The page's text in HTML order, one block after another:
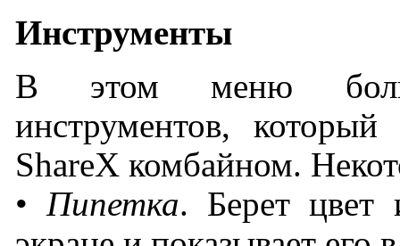
Инструменты
В этом меню
инструментов,
ShareX комбайном.
•Пипетка. Берет цвет